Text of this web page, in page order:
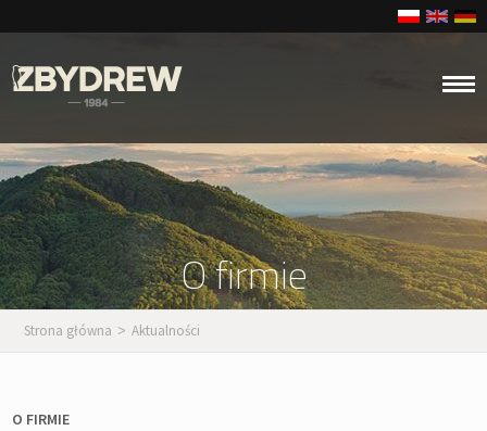
O firmie
Strona główna > Aktualności
O FIRMIE